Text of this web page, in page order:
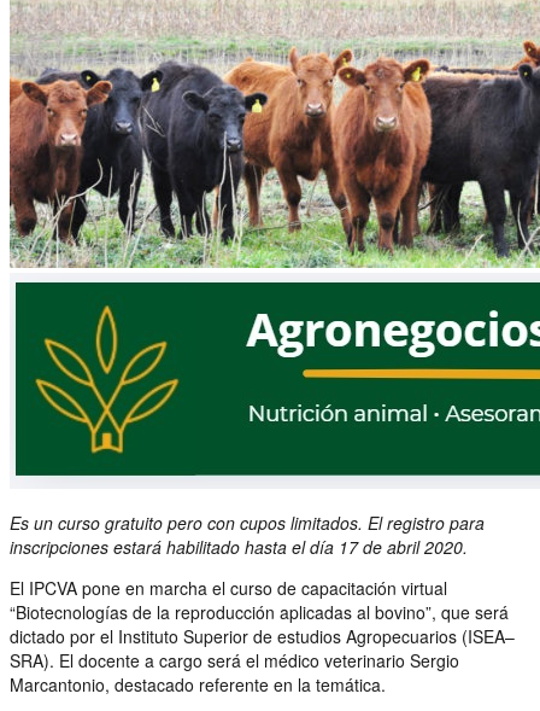
Es un curso gratuito pero con cupos limitados. El registro para
inscripciones estará habilitado hasta el día 17 de abril 2020.
El IPCVA pone en marcha el curso de capacitación virtual
“Biotecnologías de la reproducción aplicadas al bovino”, que será
dictado por el Instituto Superior de estudios Agropecuarios (ISEA–
SRA). El docente a cargo será el médico veterinario Sergio
Marcantonio, destacado referente en la temática.